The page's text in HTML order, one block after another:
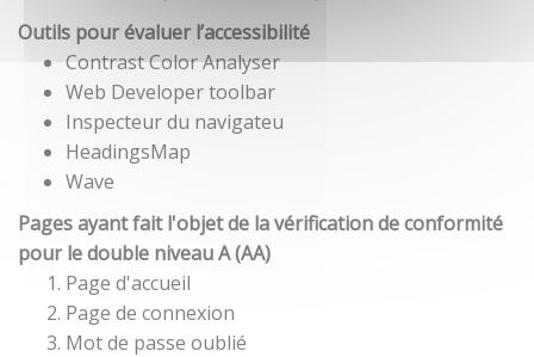
Outils pour évaluer l’accessibilité
Contrast Color Analyser
Web Developer toolbar
Inspecteur du navigateu
HeadingsMap
Wave
Pages ayant fait l'objet de la vérification de conformité
pour le double niveau A (AA)
Page d'accueil
Page de connexion
Mot de passe oublié